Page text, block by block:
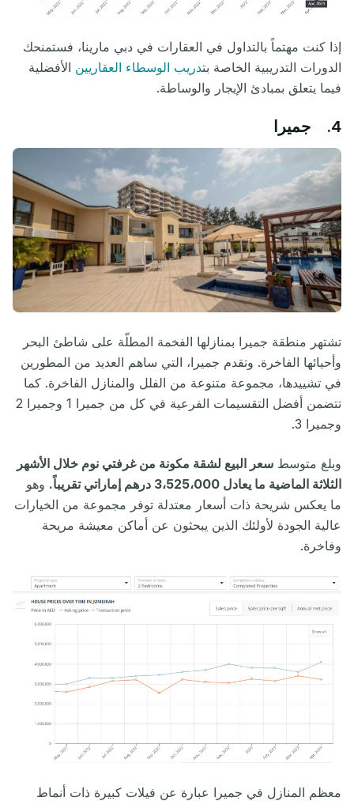
إذا كنت مهتماً بالتداول في العقارات في دبي مارينا، فستمنحك
الدورات التدريبية الخاصة بتدريب الوسطاء العقاريين الأفضلية
فيما يتعلق بمبادئ الإيجار والوساطة.
4. جميرا
تشتهر منطقة جميرا بمنازلها الفخمة المطلّة على شاطئ البحر
وأحيائها الفاخرة. وتقدم جميرا، التي ساهم العديد من المطورين
في تشييدها، مجموعة متنوعة من الفلل والمنازل الفاخرة. كما
تتضمن أفضل التقسيمات الفرعية في كل من جميرا 1 وجميرا 2
وجميرا 3.
وبلغ متوسط سعر البيع لشقة مكونة من غرفتي نوم خلال الأشهر
الثلاثة الماضية ما يعادل 3،525،000 درهم إماراتي تقريباً.
وهو
ما يعكس شريحة ذات أسعار معتدلة توفر مجموعة من الخيارات
عالية الجودة لأولئك الذين يبحثون عن أماكن معيشة مريحة
وفاخرة.
معظم المنازل في جميرا عبارة عن فيلات كبيرة ذات أنماط